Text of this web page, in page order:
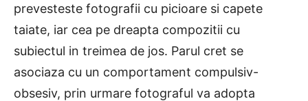
prevesteste fotografii cu picioare si capete
taiate, iar cea pe dreapta compozitii cu
subiectul in treimea de jos. Parul cret se
asociaza cu un comportament compulsiv-
obsesiv, prin urmare fotograful va adopta